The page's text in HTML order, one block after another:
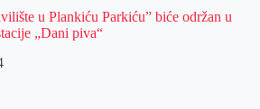
u Plankiću Parkiću” biće održan u
„Dani piva“